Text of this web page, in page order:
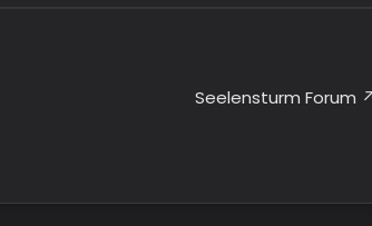
Seelensturm Forum